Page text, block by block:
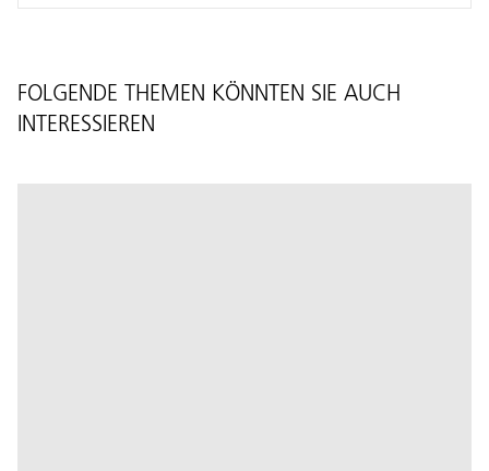
FOLGENDE THEMEN KÖNNTEN SIE AUCH
INTERESSIEREN